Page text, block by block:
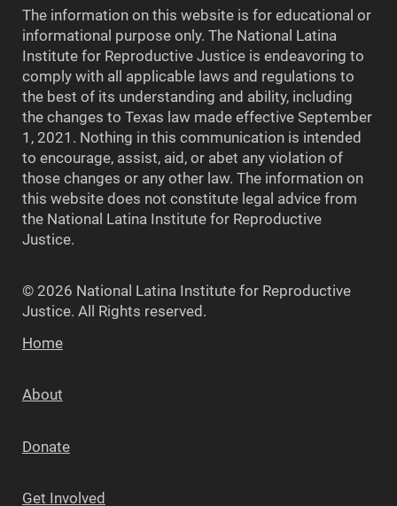
The information on this website is for educational or
informational purpose only. The National Latina
Institute for Reproductive Justice is endeavoring to
comply with all applicable laws and regulations to
the best of its understanding and ability, including
the changes to Texas law made effective September
1, 2021. Nothing in this communication is intended
to encourage, assist, aid, or abet any violation of
those changes or any other law. The information on
this website does not constitute legal advice from
the National Latina Institute for Reproductive
Justice.
© 2026 National Latina Institute for Reproductive
Justice. All Rights reserved.
Home
About
Donate
Get Involved